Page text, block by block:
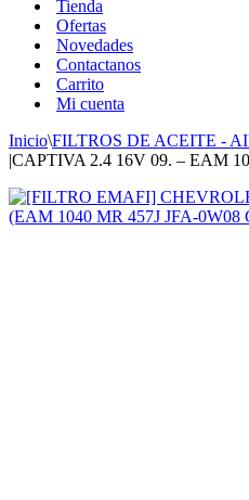
Tienda
Ofertas
Novedades
Contactanos
Carrito
Mi cuenta
Inicio\FILTROS DE ACEITE -
|CAPTIVA 2.4 16V 09. – EAM